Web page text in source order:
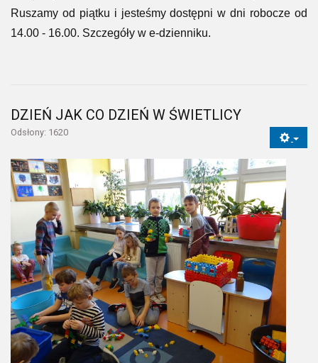
Ruszamy od piątku i jesteśmy dostępni w dni robocze od
14.00 - 16.00. Szczegóły w e-dzienniku.
DZIEŃ JAK CO DZIEŃ W ŚWIETLICY
Odsłony: 1620